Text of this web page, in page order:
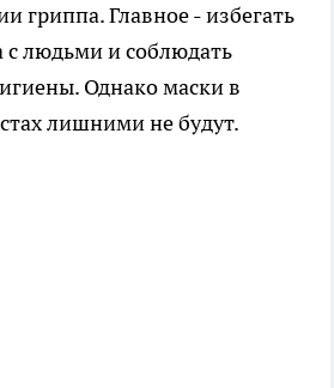
гриппа. Главное - избегать
с людьми и соблюдать
Однако маски в
лишними не будут.